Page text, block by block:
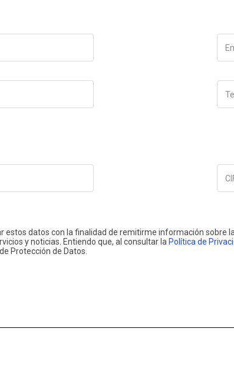
Email
CIF
estos datos con la finalidad de remitirme información sobre
y noticias. Entiendo que, al consultar la Política de
Protección de Datos.